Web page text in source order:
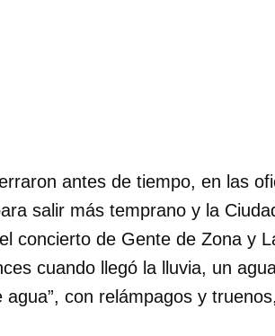
antes de tiempo, en las
salir más temprano y la
concierto de Gente de Zona y
cuando llegó la lluvia, un
agua”, con relámpagos y